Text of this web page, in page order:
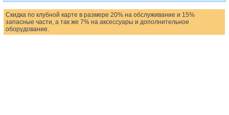
Скидка по клубной карте в размере 20% на обслуживание и 15%
запасные части, а так же 7% на аксессуары и дополнительное
оборудование.